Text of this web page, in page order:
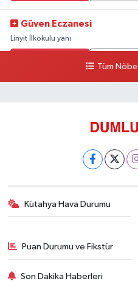
Güven Eczanesi
Linyit İlkokulu yanı
Tüm
Kütahya Hava Durumu
Puan Durumu ve Fikstür
Son Dakika Haberleri